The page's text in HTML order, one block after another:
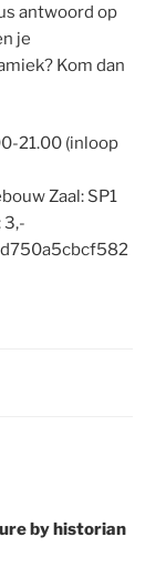
antwoord op
je
Kom dan
21.00 (inloop
Zaal: SP1
3,-
by historian